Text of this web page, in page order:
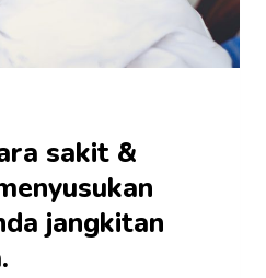
sakit &
jangkitan